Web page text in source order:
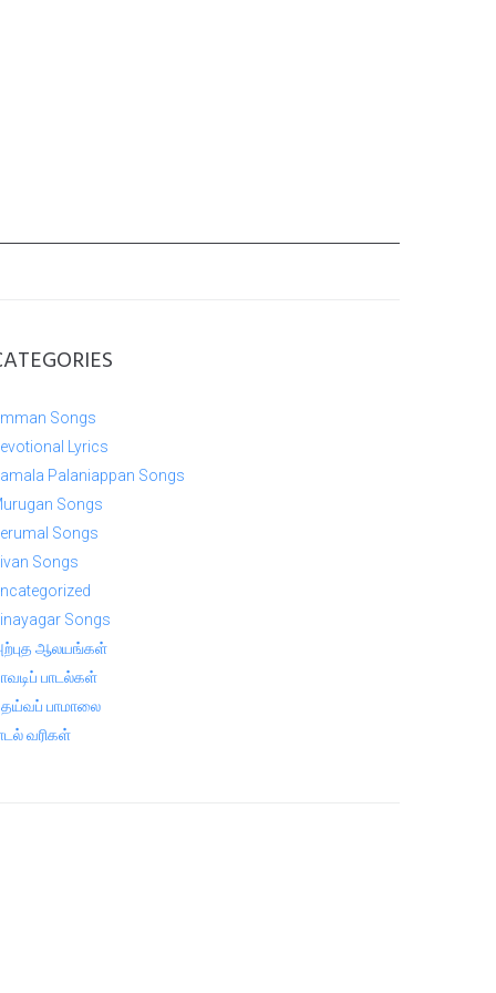
Songs
Lyrics
Palaniappan Songs
Songs
Songs
Songs
Songs
ஆலயங்கள்
பாடல்கள்
பாமாலை
வரிகள்